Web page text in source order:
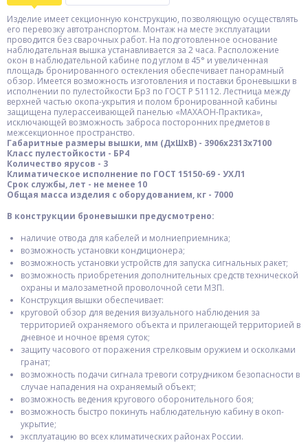
Изделие имеет секционную конструкцию, позволяющую осуществлять
его перевозку автотранспортом. Монтаж на месте эксплуатации
проводится без сварочных работ. На подготовленное основание
наблюдательная вышка устанавливается за 2 часа. Расположение
окон в наблюдательной кабине под углом в 45° и увеличенная
площадь бронированного остекления обеспечивает панорамный
обзор. Имеется возможность изготовления и поставки броневышки в
исполнении по пулестойкости Бр3 по ГОСТ Р 51112. Лестница между
верхней частью окопа-укрытия и полом бронированной кабины
защищена пулерассеивающей панелью «МАХАОН-Практика»,
исключающей возможность заброса посторонних предметов в
межсекционное пространство.
Габаритные размеры вышки, мм (ДхШхВ) - 3906х2313х7100
Класс пулестойкости - БР4
Количество ярусов - 3
Климатическое исполнение по ГОСТ 15150-69 - УХЛ1
Срок службы, лет - не менее 10
Общая масса изделия с оборудованием, кг - 7000
В конструкции броневышки предусмотрено:
наличие отвода для кабелей и молниеприемника;
возможность установки кондиционера;
возможность установки устройств для запуска сигнальных ракет;
возможность приобретения дополнительных средств технической
охраны и малозаметной проволочной сети МЗП.
Конструкция вышки обеспечивает:
круговой обзор для ведения визуального наблюдения за
территорией охраняемого объекта и прилегающей территорией в
дневное и ночное время суток;
защиту часового от поражения стрелковым оружием и осколками
гранат;
возможность подачи сигнала тревоги сотрудником безопасности в
случае нападения на охраняемый объект;
возможность ведения кругового оборонительного боя;
возможность быстро покинуть наблюдательную кабину в окоп-
укрытие;
эксплуатацию во всех климатических районах России.